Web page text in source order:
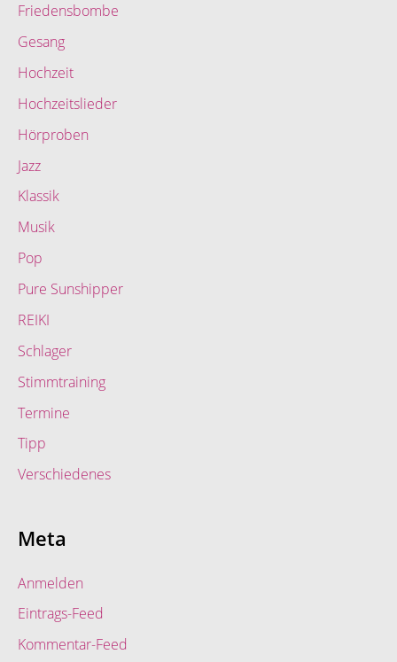
Friedensbombe
Gesang
Hochzeit
Hochzeitslieder
Hörproben
Jazz
Klassik
Musik
Pop
Pure Sunshipper
REIKI
Schlager
Stimmtraining
Termine
Tipp
Verschiedenes
Meta
Anmelden
Eintrags-Feed
Kommentar-Feed